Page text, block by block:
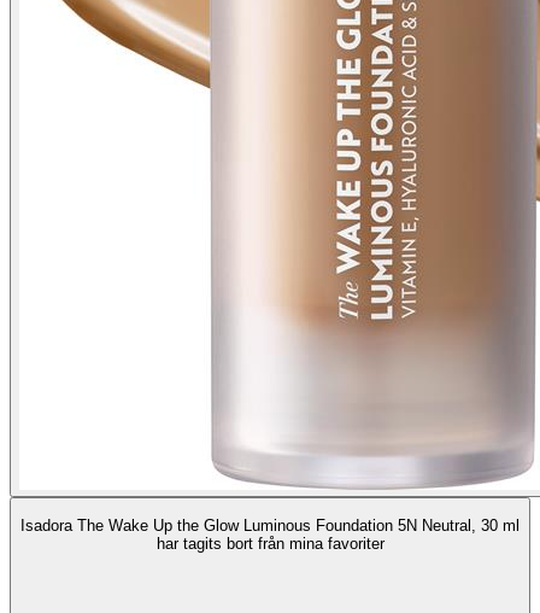
Isadora The Wake Up the Glow Luminous Foundation 5N Neutral, 30 ml
har tagits bort från mina favoriter